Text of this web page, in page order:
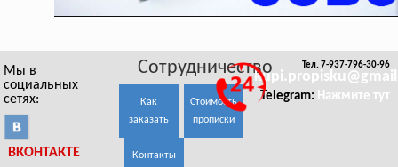
Мы в
социальных
сетях:
ВКОНТАКТЕ
Сотрудничество
Как
заказать
Стоимость
прописки
Контакты
Тел. 7-937-796-30-96
Telegram: Нажмите тут